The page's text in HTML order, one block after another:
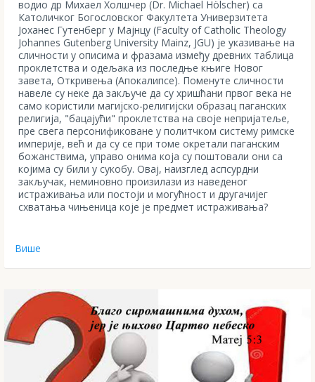
водио др Михаел Холшчер (Dr. Michael Hölscher) са
Католичког Богословског Факултета Универзитета
Јоханес Гутенберг у Мајнцу (Faculty of Catholic Theology
Johannes Gutenberg University Mainz, JGU) је указивање на
сличности у описима и фразама између древних таблица
проклетства и одељака из последње књиге Новог
завета, Откривења (Апокалипсе). Поменуте сличности
навеле су неке да закључе да су хришћани првог века не
само користили магијско-религијски образац паганских
религија, "бацајући" проклетства на своје непријатеље,
пре свега персонификоване у политчком систему римске
империје, већ и да су се при томе окретали паганским
божанствима, управо онима која су поштовали они са
којима су били у сукобу. Овај, наизглед аспсурдни
закључак, неминовно произилази из наведеног
истраживања или постоји и могућност и другачијег
схватања чињеница које је предмет истраживања?
Више